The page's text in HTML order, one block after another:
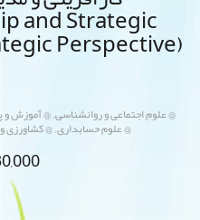
and Strategic
Perspective)
@ علوم اجتماعی و روانشناسی,@ آموزش
@ علوم حسابداری,@ کشاورزی